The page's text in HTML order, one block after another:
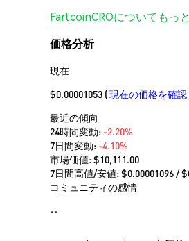
FartcoinCROについてもっ
価格分析
現在
$0.00001053 (現在の価格を確認
最近の傾向
24時間変動: -2.20%
7日間変動: -4.10%
市場価値:$10,111.00
7日間高値/安値: $0.00001096/ $
コミュニティの感情
--